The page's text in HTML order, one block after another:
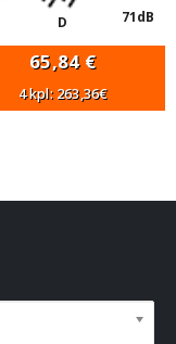
D 71dB
65,84 €
4 kpl: 263,36€